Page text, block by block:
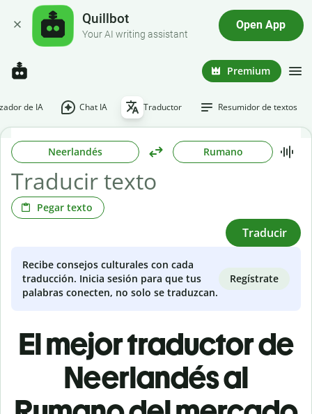
Quillbot
Your AI writing assistant
Open App
Premium
de IA Chat IA Traductor Resumidor de textos
Neerlandés Rumano
Pegar texto
Traducir
Recibe consejos culturales con cada
traducción. Inicia sesión para que tus
palabras conecten, no solo se traduzcan.
Regístrate
El mejor traductor de
Neerlandés al